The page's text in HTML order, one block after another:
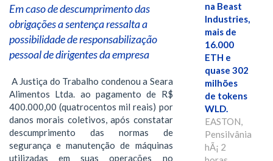
Em caso de descumprimento das
obrigações a sentença ressalta a
possibilidade de responsabilização
pessoal de dirigentes da empresa
A Justiça do Trabalho condenou a Seara
Alimentos Ltda. ao pagamento de R$
400.000,00 (quatrocentos mil reais) por
danos morais coletivos, após constatar
descumprimento das normas de
segurança e manutenção de máquinas
utilizadas em suas operações no
na Beast
Industries,
mais de
16.000
ETH e
quase 302
milhões
de tokens
WLD.
EASTON,
Pensilvânia,
hÃ¡ 2